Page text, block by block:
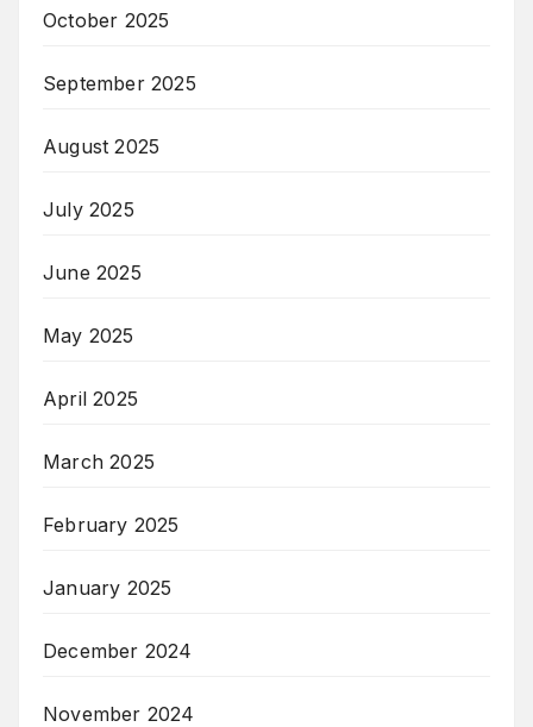
October 2025
September 2025
August 2025
July 2025
June 2025
May 2025
April 2025
March 2025
February 2025
January 2025
December 2024
November 2024